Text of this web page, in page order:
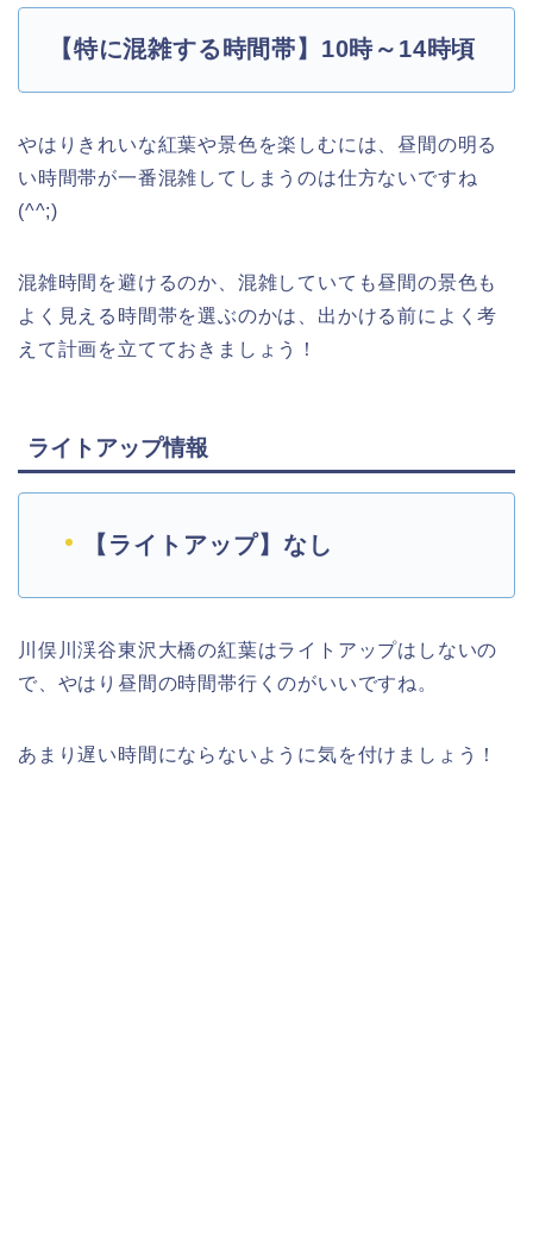
【特に混雑する時間帯】10時～14時頃
やはりきれいな紅葉や景色を楽しむには、昼間の明る
い時間帯が一番混雑してしまうのは仕方ないですね
(^^;)
混雑時間を避けるのか、混雑していても昼間の景色も
よく見える時間帯を選ぶのかは、出かける前によく考
えて計画を立てておきましょう！
ライトアップ情報
【ライトアップ】なし
川俣川渓谷東沢大橋の紅葉はライトアップはしないの
で、やはり昼間の時間帯行くのがいいですね。
あまり遅い時間にならないように気を付けましょう！